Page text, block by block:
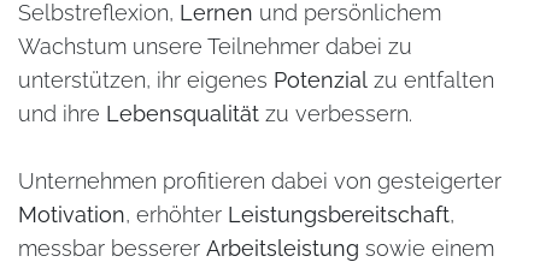
Selbstreflexion, Lernen und persönlichem
Wachstum unsere Teilnehmer dabei zu
unterstützen, ihr eigenes Potenzial zu entfalten
und ihre Lebensqualität zu verbessern.
Unternehmen profitieren dabei von gesteigerter
Motivation, erhöhter Leistungsbereitschaft,
messbar besserer Arbeitsleistung sowie einem